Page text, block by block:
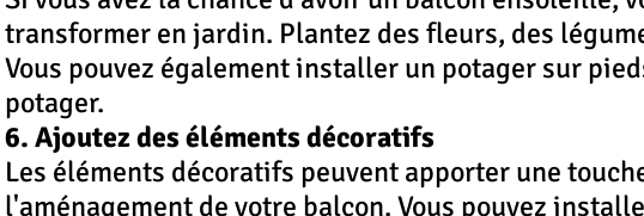
transformer en jardin. Plantez des fleurs, des
Vous pouvez également installer un potager sur
potager.
6. Ajoutez des éléments décoratifs
Les éléments décoratifs peuvent apporter une
l'aménagement de votre balcon. Vous pouvez